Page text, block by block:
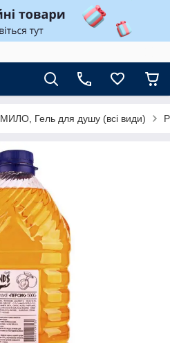
МИЛО, Гель для душу (всі види)